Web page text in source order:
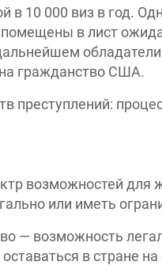
в 10 000 виз в год.
в лист
обладатели
на гражданство США.
возможностей для
или иметь
— возможность
в стране